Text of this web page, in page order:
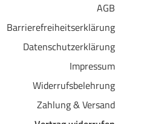
AGB
Barrierefreiheitserklärung
Datenschutzerklärung
Impressum
Widerrufsbelehrung
Zahlung & Versand